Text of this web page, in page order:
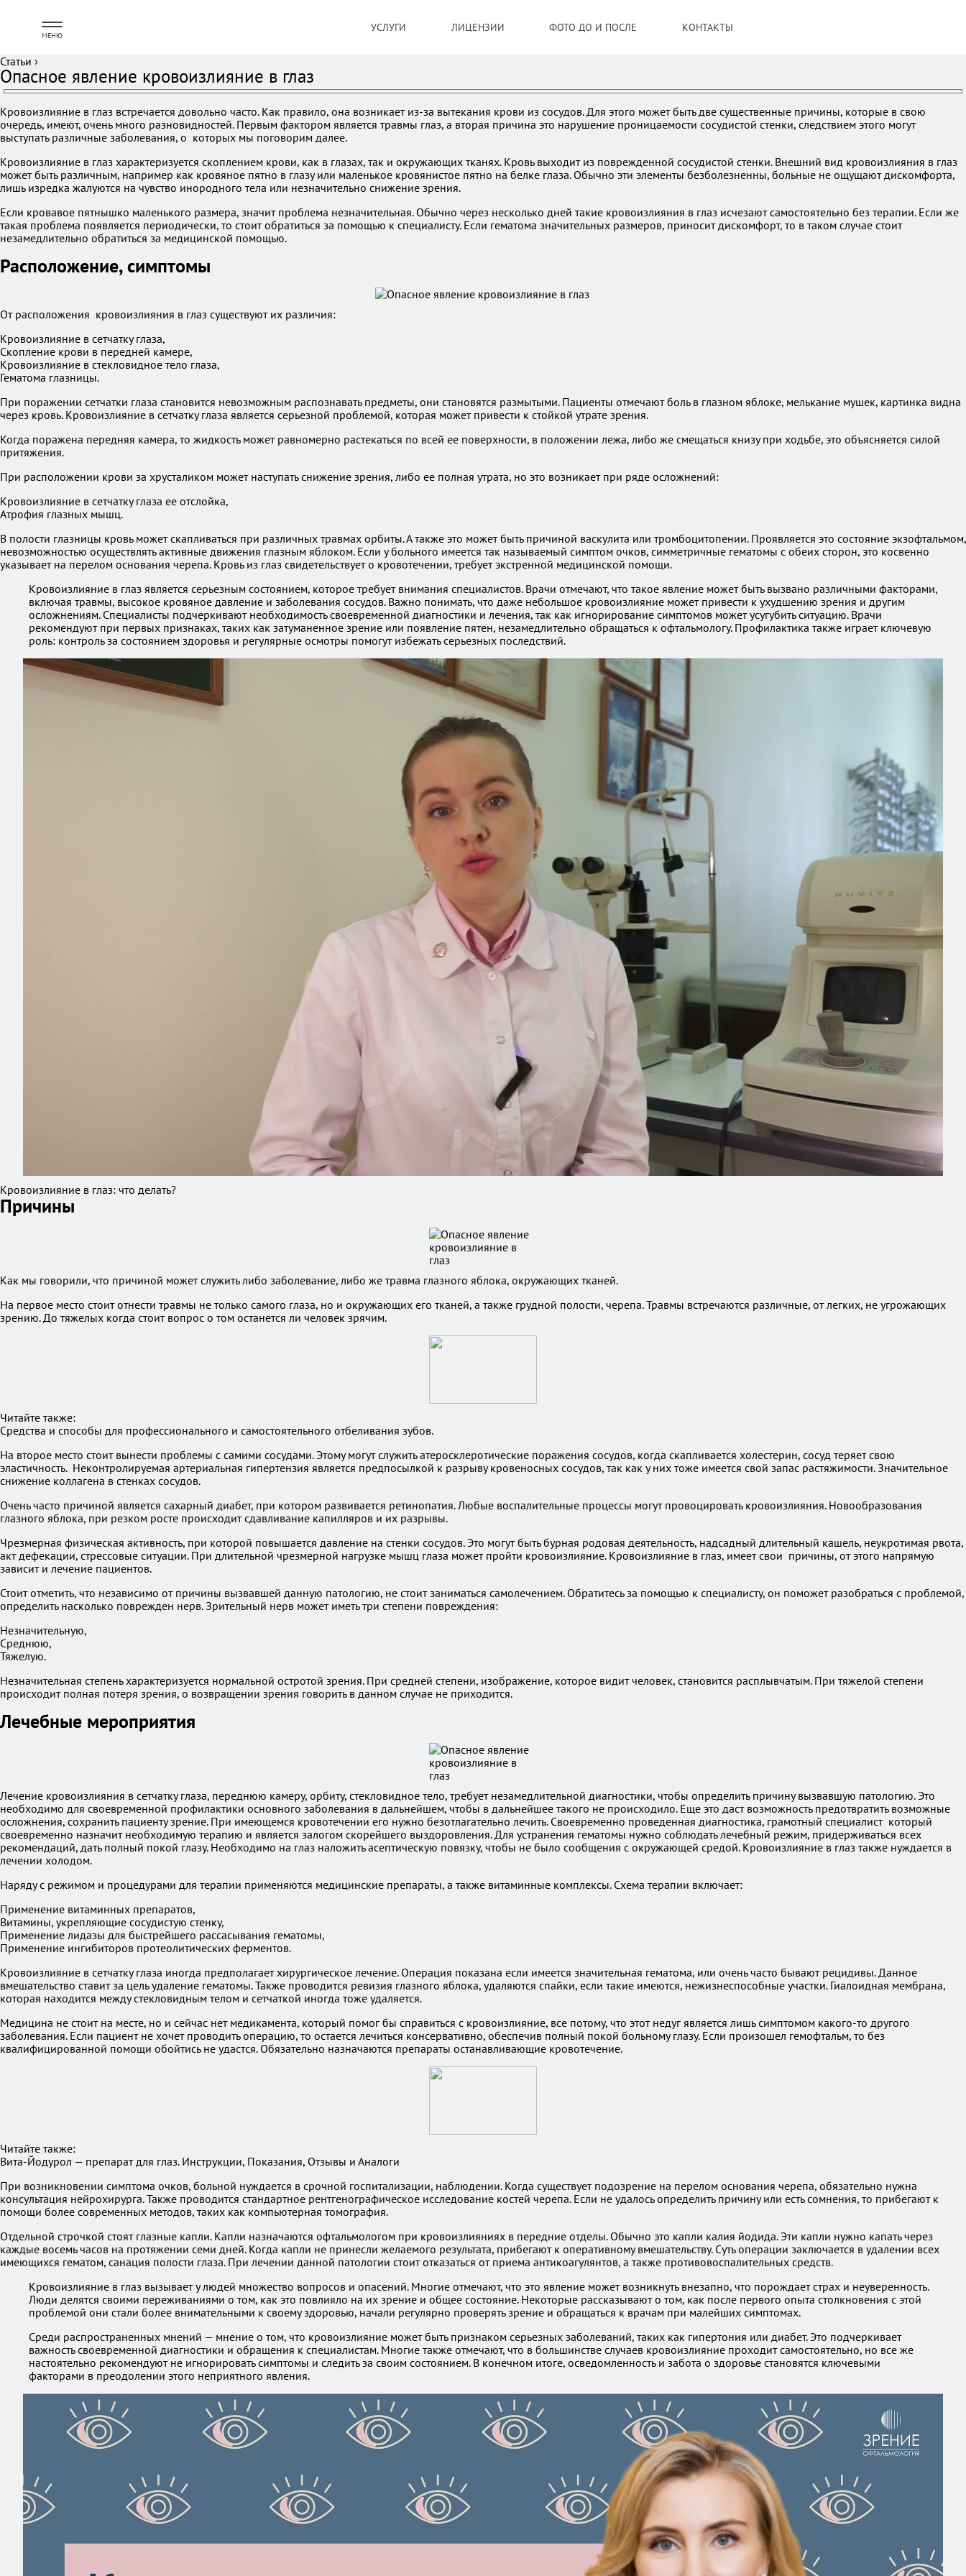
МЕНЮ
УСЛУГИ ЛИЦЕНЗИИ ФОТО ДО И ПОСЛЕ КОНТАКТЫ
Статьи ›
Опасное явление кровоизлияние в глаз
Кровоизлияние в глаз встречается довольно часто. Как правило, она возникает из-за вытекания крови из сосудов. Для этого может быть две существенные причины, которые в свою
очередь, имеют, очень много разновидностей. Первым фактором является травмы глаз, а вторая причина это нарушение проницаемости сосудистой стенки, следствием этого могут
выступать различные заболевания, о которых мы поговорим далее.
Кровоизлияние в глаз характеризуется скоплением крови, как в глазах, так и окружающих тканях. Кровь выходит из поврежденной сосудистой стенки. Внешний вид кровоизлияния в глаз
может быть различным, например как кровяное пятно в глазу или маленькое кровянистое пятно на белке глаза. Обычно эти элементы безболезненны, больные не ощущают дискомфорта,
лишь изредка жалуются на чувство инородного тела или незначительно снижение зрения.
Если кровавое пятнышко маленького размера, значит проблема незначительная. Обычно через несколько дней такие кровоизлияния в глаз исчезают самостоятельно без терапии. Если же
такая проблема появляется периодически, то стоит обратиться за помощью к специалисту. Если гематома значительных размеров, приносит дискомфорт, то в таком случае стоит
незамедлительно обратиться за медицинской помощью.
Расположение, симптомы
От расположения кровоизлияния в глаз существуют их различия:
Кровоизлияние в сетчатку глаза,
Скопление крови в передней камере,
Кровоизлияние в стекловидное тело глаза,
Гематома глазницы.
При поражении сетчатки глаза становится невозможным распознавать предметы, они становятся размытыми. Пациенты отмечают боль в глазном яблоке, мелькание мушек, картинка видна
через кровь. Кровоизлияние в сетчатку глаза является серьезной проблемой, которая может привести к стойкой утрате зрения.
Когда поражена передняя камера, то жидкость может равномерно растекаться по всей ее поверхности, в положении лежа, либо же смещаться книзу при ходьбе, это объясняется силой
притяжения.
При расположении крови за хрусталиком может наступать снижение зрения, либо ее полная утрата, но это возникает при ряде осложнений:
Кровоизлияние в сетчатку глаза ее отслойка,
Атрофия глазных мышц.
В полости глазницы кровь может скапливаться при различных травмах орбиты. А также это может быть причиной васкулита или тромбоцитопении. Проявляется это состояние экзофтальмом,
невозможностью осуществлять активные движения глазным яблоком. Если у больного имеется так называемый симптом очков, симметричные гематомы с обеих сторон, это косвенно
указывает на перелом основания черепа. Кровь из глаз свидетельствует о кровотечении, требует экстренной медицинской помощи.
Кровоизлияние в глаз является серьезным состоянием, которое требует внимания специалистов. Врачи отмечают, что такое явление может быть вызвано различными факторами,
включая травмы, высокое кровяное давление и заболевания сосудов. Важно понимать, что даже небольшое кровоизлияние может привести к ухудшению зрения и другим
осложнениям. Специалисты подчеркивают необходимость своевременной диагностики и лечения, так как игнорирование симптомов может усугубить ситуацию. Врачи
рекомендуют при первых признаках, таких как затуманенное зрение или появление пятен, незамедлительно обращаться к офтальмологу. Профилактика также играет ключевую
роль: контроль за состоянием здоровья и регулярные осмотры помогут избежать серьезных последствий.
Кровоизлияние в глаз: что делать?
Причины
Как мы говорили, что причиной может служить либо заболевание, либо же травма глазного яблока, окружающих тканей.
На первое место стоит отнести травмы не только самого глаза, но и окружающих его тканей, а также грудной полости, черепа. Травмы встречаются различные, от легких, не угрожающих
зрению. До тяжелых когда стоит вопрос о том останется ли человек зрячим.
Читайте также:
Средства и способы для профессионального и самостоятельного отбеливания зубов.
На второе место стоит вынести проблемы с самими сосудами. Этому могут служить атеросклеротические поражения сосудов, когда скапливается холестерин, сосуд теряет свою
эластичность. Неконтролируемая артериальная гипертензия является предпосылкой к разрыву кровеносных сосудов, так как у них тоже имеется свой запас растяжимости. Значительное
снижение коллагена в стенках сосудов.
Очень часто причиной является сахарный диабет, при котором развивается ретинопатия. Любые воспалительные процессы могут провоцировать кровоизлияния. Новообразования
глазного яблока, при резком росте происходит сдавливание капилляров и их разрывы.
Чрезмерная физическая активность, при которой повышается давление на стенки сосудов. Это могут быть бурная родовая деятельность, надсадный длительный кашель, неукротимая рвота,
акт дефекации, стрессовые ситуации. При длительной чрезмерной нагрузке мышц глаза может пройти кровоизлияние. Кровоизлияние в глаз, имеет свои причины, от этого напрямую
зависит и лечение пациентов.
Стоит отметить, что независимо от причины вызвавшей данную патологию, не стоит заниматься самолечением. Обратитесь за помощью к специалисту, он поможет разобраться с проблемой,
определить насколько поврежден нерв. Зрительный нерв может иметь три степени повреждения:
Незначительную,
Среднюю,
Тяжелую.
Незначительная степень характеризуется нормальной остротой зрения. При средней степени, изображение, которое видит человек, становится расплывчатым. При тяжелой степени
происходит полная потеря зрения, о возвращении зрения говорить в данном случае не приходится.
Лечебные мероприятия
Лечение кровоизлияния в сетчатку глаза, переднюю камеру, орбиту, стекловидное тело, требует незамедлительной диагностики, чтобы определить причину вызвавшую патологию. Это
необходимо для своевременной профилактики основного заболевания в дальнейшем, чтобы в дальнейшее такого не происходило. Еще это даст возможность предотвратить возможные
осложнения, сохранить пациенту зрение. При имеющемся кровотечении его нужно безотлагательно лечить. Своевременно проведенная диагностика, грамотный специалист который
своевременно назначит необходимую терапию и является залогом скорейшего выздоровления. Для устранения гематомы нужно соблюдать лечебный режим, придерживаться всех
рекомендаций, дать полный покой глазу. Необходимо на глаз наложить асептическую повязку, чтобы не было сообщения с окружающей средой. Кровоизлияние в глаз также нуждается в
лечении холодом.
Наряду с режимом и процедурами для терапии применяются медицинские препараты, а также витаминные комплексы. Схема терапии включает:
Применение витаминных препаратов,
Витамины, укрепляющие сосудистую стенку,
Применение лидазы для быстрейшего рассасывания гематомы,
Применение ингибиторов протеолитических ферментов.
Кровоизлияние в сетчатку глаза иногда предполагает хирургическое лечение. Операция показана если имеется значительная гематома, или очень часто бывают рецидивы. Данное
вмешательство ставит за цель удаление гематомы. Также проводится ревизия глазного яблока, удаляются спайки, если такие имеются, нежизнеспособные участки. Гиалоидная мембрана,
которая находится между стекловидным телом и сетчаткой иногда тоже удаляется.
Медицина не стоит на месте, но и сейчас нет медикамента, который помог бы справиться с кровоизлияние, все потому, что этот недуг является лишь симптомом какого-то другого
заболевания. Если пациент не хочет проводить операцию, то остается лечиться консервативно, обеспечив полный покой больному глазу. Если произошел гемофтальм, то без
квалифицированной помощи обойтись не удастся. Обязательно назначаются препараты останавливающие кровотечение.
Читайте также:
Вита-Йодурол — препарат для глаз. Инструкции, Показания, Отзывы и Аналоги
При возникновении симптома очков, больной нуждается в срочной госпитализации, наблюдении. Когда существует подозрение на перелом основания черепа, обязательно нужна
консультация нейрохирурга. Также проводится стандартное рентгенографическое исследование костей черепа. Если не удалось определить причину или есть сомнения, то прибегают к
помощи более современных методов, таких как компьютерная томография.
Отдельной строчкой стоят глазные капли. Капли назначаются офтальмологом при кровоизлияниях в передние отделы. Обычно это капли калия йодида. Эти капли нужно капать через
каждые восемь часов на протяжении семи дней. Когда капли не принесли желаемого результата, прибегают к оперативному вмешательству. Суть операции заключается в удалении всех
имеющихся гематом, санация полости глаза. При лечении данной патологии стоит отказаться от приема антикоагулянтов, а также противовоспалительных средств.
Кровоизлияние в глаз вызывает у людей множество вопросов и опасений. Многие отмечают, что это явление может возникнуть внезапно, что порождает страх и неуверенность.
Люди делятся своими переживаниями о том, как это повлияло на их зрение и общее состояние. Некоторые рассказывают о том, как после первого опыта столкновения с этой
проблемой они стали более внимательными к своему здоровью, начали регулярно проверять зрение и обращаться к врачам при малейших симптомах.
Среди распространенных мнений — мнение о том, что кровоизлияние может быть признаком серьезных заболеваний, таких как гипертония или диабет. Это подчеркивает
важность своевременной диагностики и обращения к специалистам. Многие также отмечают, что в большинстве случаев кровоизлияние проходит самостоятельно, но все же
настоятельно рекомендуют не игнорировать симптомы и следить за своим состоянием. В конечном итоге, осведомленность и забота о здоровье становятся ключевыми
факторами в преодолении этого неприятного явления.